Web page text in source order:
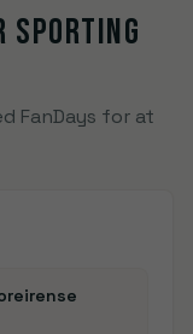
SPORTING
FanDays for at